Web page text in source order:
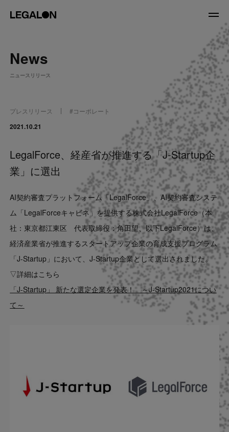
About
役員紹介
Service
News
LegalOn Now
Contact
US website
News
ニュースリリース
プレスリリース #コーポレート
2021.10.21
LegalForce、経産省が推進する「J-Startup企
業」に選出
AI契約審査プラットフォーム「LegalForce」、AI契約審査システ
ム「LegalForceキャビネ」を提供する株式会社LegalForce（本
社：東京都江東区 代表取締役：角田望、以下LegalForce）は、
経済産業省が推進するスタートアップ企業の育成支援プログラム
「J-Startup」において、J-Startup企業として選出されました。
▽詳細はこちら
「J-Startup」 新たな選定企業を発表！ ～J-Startup2021につい
て～